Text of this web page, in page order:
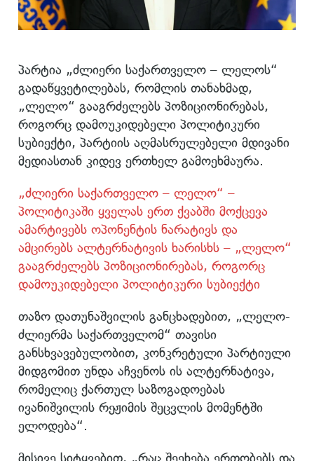
პარტია „ძლიერი საქართველო – ლელოს“
გადაწყვეტილებას, რომლის თანახმად,
„ლელო“ გააგრძელებს პოზიციონირებას,
როგორც დამოუკიდებელი პოლიტიკური
სუბიექტი, პარტიის აღმასრულებელი მდივანი
მედიასთან კიდევ ერთხელ გამოეხმაურა.
„ძლიერი საქართველო – ლელო“ –
პოლიტიკაში ყველას ერთ ქვაბში მოქცევა
ამარტივებს ოპონენტის ნარატივს და
ამცირებს ალტერნატივის ხარისხს – „ლელო“
გააგრძელებს პოზიციონირებას, როგორც
დამოუკიდებელი პოლიტიკური სუბიექტი
თაზო დათუნაშვილის განცხადებით, „ლელო-
ძლიერმა საქართველომ“ თავისი
განსხვავებულობით, კონკრეტული პარტიული
მიდგომით უნდა აჩვენოს ის ალტერნატივა,
რომელიც ქართულ საზოგადოებას
ივანიშვილის რეჟიმის შეცვლის მომენტში
ელოდება“.
მისივე სიტყვებით, „რაც შეეხება ერთობებს და